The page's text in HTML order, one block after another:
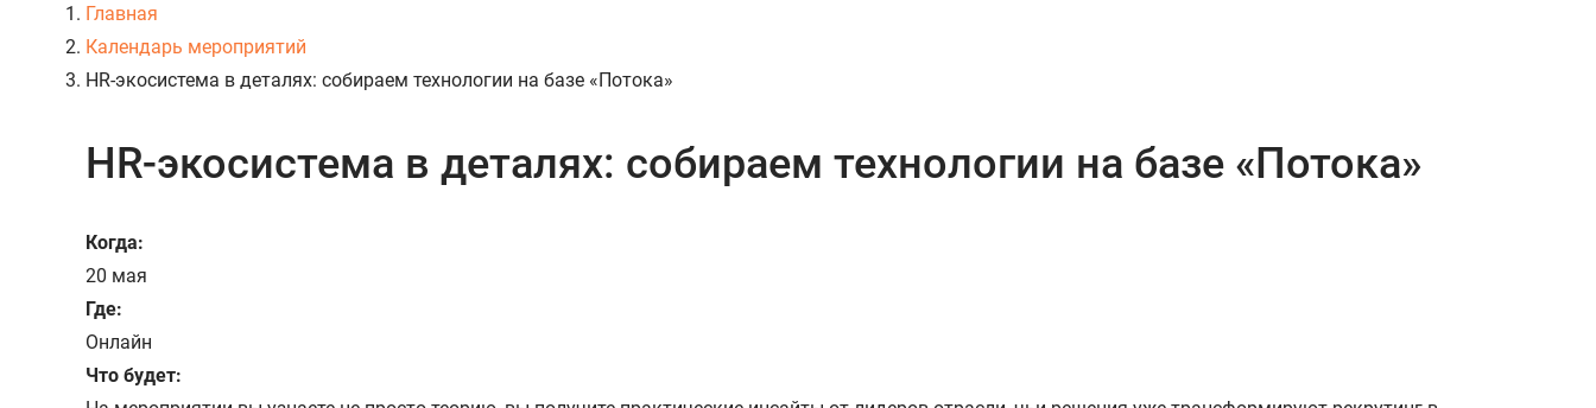
Главная
Календарь мероприятий
HR-экосистема в деталях: собираем технологии на базе «Потока»
HR-экосистема в деталях: собираем технологии на базе «Потока»
Когда:
20 мая
Где:
Онлайн
Что будет: